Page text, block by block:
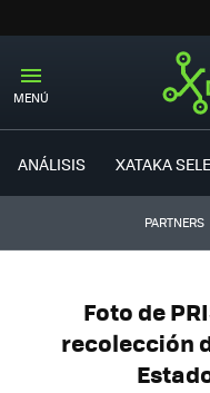
MENÚ
ANÁLISIS XATAKA
PARTNERS
Foto de
recolección